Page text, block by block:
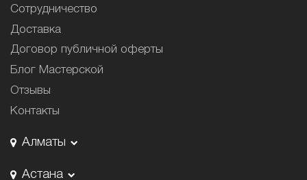
Сотрудничество
Доставка
Договор публичной оферты
Блог Мастерской
Отзывы
Контакты
Алматы
Астана